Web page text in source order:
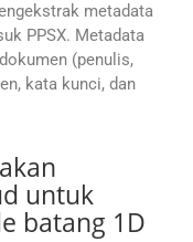
metadata
PPSX. Metadata
(penulis,
kata kunci, dan
untuk
batang 1D